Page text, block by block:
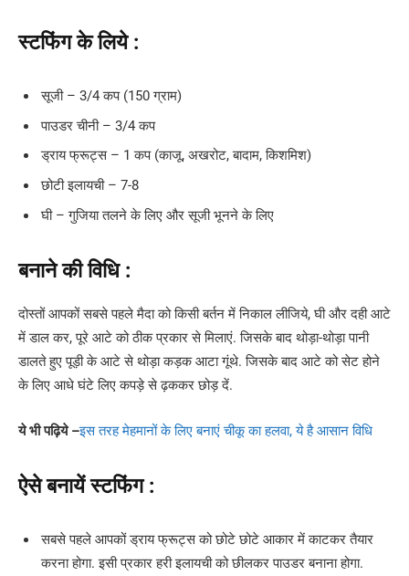
स्टफिंग के लिये :
सूजी – 3/4 कप (150 ग्राम)
पाउडर चीनी – 3/4 कप
ड्राय फ्रूट्स – 1 कप (काजू, अखरोट, बादाम, किशमिश)
छोटी इलायची – 7-8
घी – गुजिया तलने के लिए और सूजी भूनने के लिए
बनाने की विधि :
दोस्तों आपकों सबसे पहले मैदा को किसी बर्तन में निकाल लीजिये, घी और दही आटे
में डाल कर, पूरे आटे को ठीक प्रकार से मिलाएं. जिसके बाद थोड़ा-थोड़ा पानी
डालते हुए पूड़ी के आटे से थोड़ा कड़क आटा गूंथे. जिसके बाद आटे को सेट होने
के लिए आधे घंटे लिए कपड़े से ढ़ककर छोड़ दें.
ये भी पढ़िये –इस तरह मेहमानों के लिए बनाएं चीकू का हलवा, ये है आसान विधि
ऐसे बनायें स्टफिंग :
सबसे पहले आपकों ड्राय फ्रूट्स को छोटे छोटे आकार में काटकर तैयार
करना होगा. इसी प्रकार हरी इलायची को छीलकर पाउडर बनाना होगा.